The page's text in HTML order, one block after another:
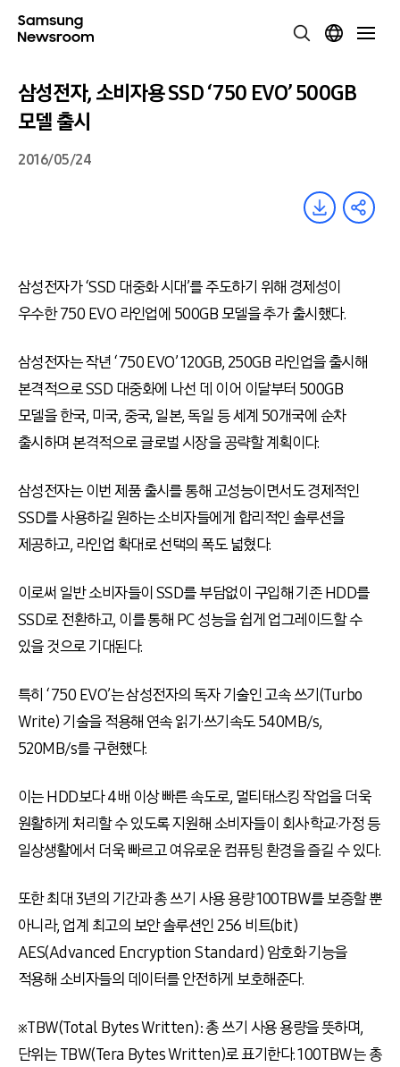
삼성전자, 소비자용 SSD ‘750 EVO’ 500GB
모델 출시
2016/05/24
삼성전자가 ‘SSD 대중화 시대’를 주도하기 위해 경제성이
우수한 750 EVO 라인업에 500GB 모델을 추가 출시했다.
삼성전자는 작년 ‘750 EVO’ 120GB, 250GB 라인업을 출시해
본격적으로 SSD 대중화에 나선 데 이어 이달부터 500GB
모델을 한국, 미국, 중국, 일본, 독일 등 세계 50개국에 순차
출시하며 본격적으로 글로벌 시장을 공략할 계획이다.
삼성전자는 이번 제품 출시를 통해 고성능이면서도 경제적인
SSD를 사용하길 원하는 소비자들에게 합리적인 솔루션을
제공하고, 라인업 확대로 선택의 폭도 넓혔다.
이로써 일반 소비자들이 SSD를 부담없이 구입해 기존 HDD를
SSD로 전환하고, 이를 통해 PC 성능을 쉽게 업그레이드할 수
있을 것으로 기대된다.
특히 ‘750 EVO’는 삼성전자의 독자 기술인 고속 쓰기(Turbo
Write) 기술을 적용해 연속 읽기·쓰기속도 540MB/s,
520MB/s를 구현했다.
이는 HDD보다 4배 이상 빠른 속도로, 멀티태스킹 작업을 더욱
원활하게 처리할 수 있도록 지원해 소비자들이 회사·학교·가정 등
일상생활에서 더욱 빠르고 여유로운 컴퓨팅 환경을 즐길 수 있다.
또한 최대 3년의 기간과 총 쓰기 사용 용량 100TBW를 보증할 뿐
아니라, 업계 최고의 보안 솔루션인 256 비트(bit)
AES(Advanced Encryption Standard) 암호화 기능을
적용해 소비자들의 데이터를 안전하게 보호해준다.
※TBW(Total Bytes Written): 총 쓰기 사용 용량을 뜻하며,
단위는 TBW(Tera Bytes Written)로 표기한다. 100TBW는 총